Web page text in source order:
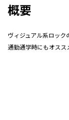
概要
ヴィジュアル系ロッ
通勤通学時にもオスス